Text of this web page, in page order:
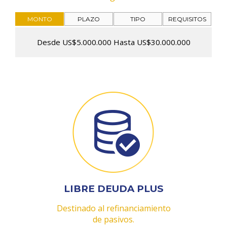
MONTO PLAZO TIPO REQUISITOS
Desde US$5.000.000 Hasta US$30.000.000
LIBRE DEUDA PLUS
Destinado al refinanciamiento
de pasivos.